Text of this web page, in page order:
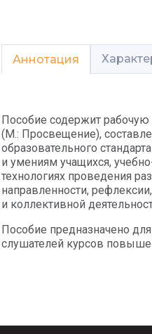
Аннотация
Пособие содержит
(М.: Просвещение),
образовательного
и умениям учащихся,
технологиях проведения
направленности,
и коллективной
Пособие предназначено
слушателей курсов